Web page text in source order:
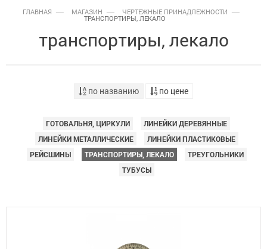
ГЛАВНАЯ МАГАЗИН ЧЕРТЕЖНЫЕ ПРИНАДЛЕЖНОСТИ
ТРАНСПОРТИРЫ, ЛЕКАЛО
транспортиры, лекало
по названию по цене
ГОТОВАЛЬНЯ, ЦИРКУЛИ
ЛИНЕЙКИ ДЕРЕВЯННЫЕ
ЛИНЕЙКИ МЕТАЛЛИЧЕСКИЕ
ЛИНЕЙКИ ПЛАСТИКОВЫЕ
РЕЙСШИНЫ
ТРАНСПОРТИРЫ, ЛЕКАЛО
ТРЕУГОЛЬНИКИ
ТУБУСЫ